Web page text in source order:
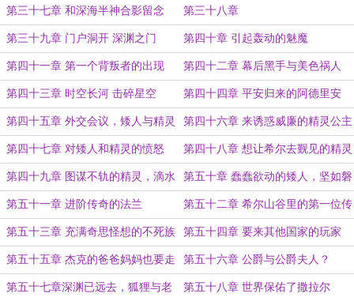
第三十七章 和深海半神合影留念 第三十八章
第三十九章 门户洞开 深渊之门 第四十章 引起轰动的魅魔
第四十一章 第一个背叛者的出现 第四十二章 幕后黑手与美色祸人
第四十三章 时空长河 击碎星空 第四十四章 平安归来的阿德里安
第四十五章 外交会议，矮人与精灵
的到来
第四十六章 来诱惑威廉的精灵公主
第四十七章 对矮人和精灵的愤怒 第四十八章 想让希尔去觐见的精灵
第四十九章 图谋不轨的精灵，滴水
不漏的领地
第五十章 蠢蠢欲动的矮人，坚如磐
石的山谷
第五十一章 进阶传奇的法兰 第五十二章 希尔山谷里的第一位传
奇
第五十三章 充满奇思怪想的不死族 第五十四章 要来其他国家的玩家
了？
第五十五章 杰克的爸爸妈妈也要走
啦（给绝世天师的万赏加更）
第五十六章 公爵与公爵夫人？
第五十七章深渊已远去，狐狸与老 第五十八章 世界保佑了撒拉尔